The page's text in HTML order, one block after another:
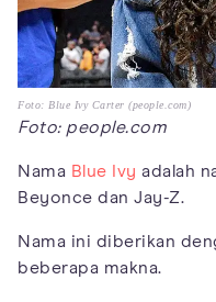
Foto: Blue Ivy Carter (people.com)
Foto: people.com
Nama Blue Ivy adalah
Beyonce dan Jay-Z.
Nama ini diberikan
beberapa makna.